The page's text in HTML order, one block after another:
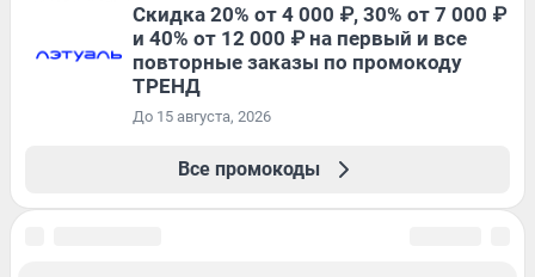
Скидка 20% от 4 000 ₽, 30% от 7 000 ₽
и 40% от 12 000 ₽ на первый и все
повторные заказы по промокоду
ТРЕНД
До 15 августа, 2026
Все промокоды